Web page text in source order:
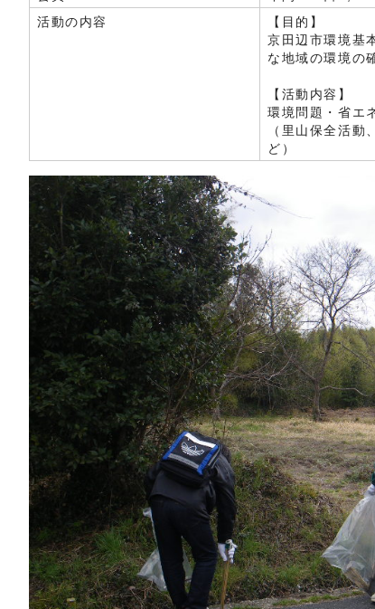
活動の内容
【目的】
京田辺市環境基
な地域の環境の
【活動内容】
環境問題・省エ
（里山保全活
ど）